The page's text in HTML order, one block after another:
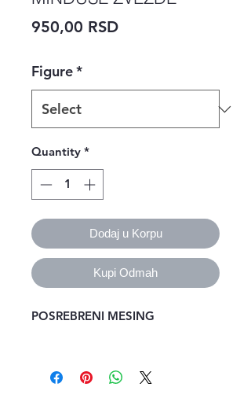
950,00 RSDPrice
Figure*
Quantity *
Dodaj u Korpu
Kupi Odmah
POSREBRENI MESING